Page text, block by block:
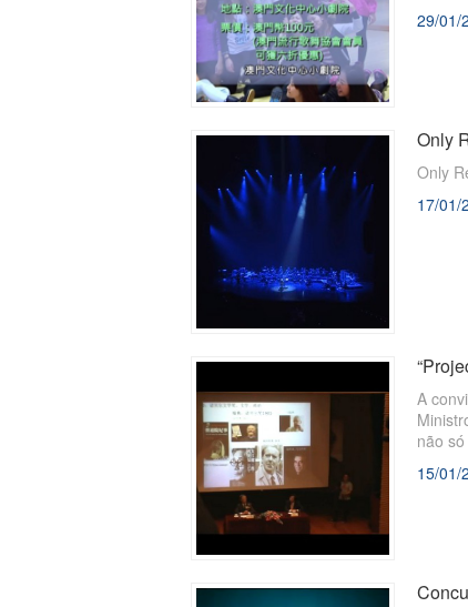
29/01/
Only
Only
17/01/
A
não
e a
15/01/